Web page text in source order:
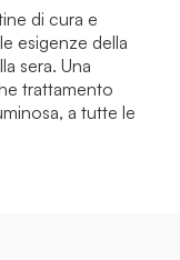
di cura e
esigenze della
sera. Una
trattamento
a tutte le